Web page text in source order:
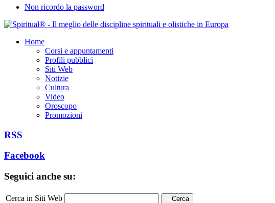
Non ricordo la password
Home
Corsi e appuntamenti
Profili pubblici
Siti Web
Notizie
Cultura
Video
Oroscopo
Promozioni
RSS
Facebook
Seguici anche su:
Cerca in Siti Web Cerca